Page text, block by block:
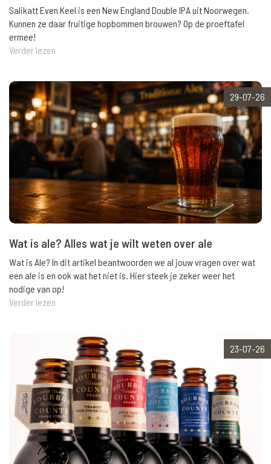
Salikatt Even Keel is een New England Double IPA uit Noorwegen.
Kunnen ze daar fruitige hopbommen brouwen? Op de proeftafel
ermee!
Verder lezen
29-07-26
Wat is ale? Alles wat je wilt weten over ale
Wat is Ale? In dit artikel beantwoorden we al jouw vragen over wat
een ale is en ook wat het niet is. Hier steek je zeker weer het
nodige van op!
Verder lezen
23-07-26